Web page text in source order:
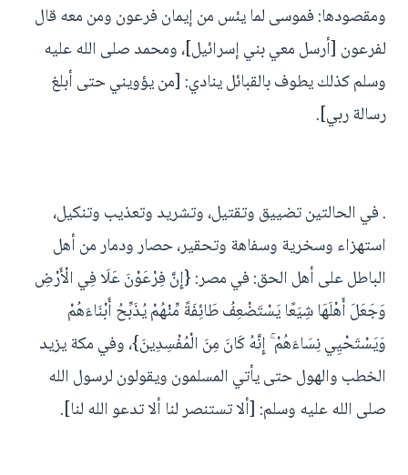
ومقصودها: فموسى لما يئس من إيمان فرعون ومن معه قال
لفرعون [أرسل معي بني إسرائيل]، ومحمد صلى الله عليه
وسلم كذلك يطوف بالقبائل ينادي: [من يؤويني حتى أبلغ
رسالة ربي].
. في الحالتين تضييق وتقتيل، وتشريد وتعذيب وتنكيل،
استهزاء وسخرية وسفاهة وتحقير، حصار ودمار من أهل
الباطل على أهل الحق: في مصر: {إِنَّ فِرْعَوْنَ عَلَا فِي الْأَرْضِ
وَجَعَلَ أَهْلَهَا شِيَعًا يَسْتَضْعِفُ طَائِفَةً مِّنْهُمْ يُذَبِّحُ أَبْنَاءَهُمْ
وَيَسْتَحْيِي نِسَاءَهُمْ ۚ إِنَّهُ كَانَ مِنَ الْمُفْسِدِينَ}، وفي مكة يزيد
الخطب والهول حتى يأتي المسلمون ويقولون لرسول الله
صلى الله عليه وسلم: [ألا تستنصر لنا ألا تدعو الله لنا].